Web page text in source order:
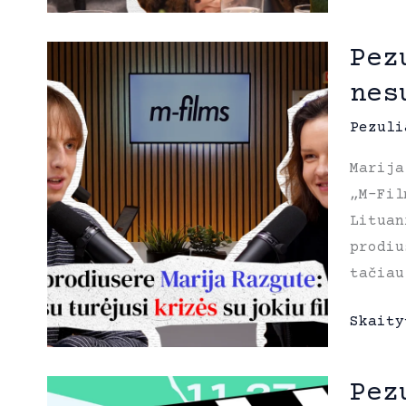
filmų
kinas
yra
kinas
„M-
Marija